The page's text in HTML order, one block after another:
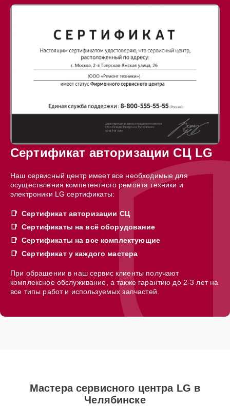
Сертификат авторизации СЦ LG
Наш сервисный центр имеет все необходимые для
осуществления компетентного ремонта техники и
электроники LG сертификаты:
Сертификат авторизации СЦ
Сертификаты на всё оборудование
Сертификаты на все комплектующие
Сертификат у каждого мастера
При обращении в наш сервис клиенты получают
комплексное обслуживание, а также гарантию до 2-3 лет на
все типы работ и используемых запчастей.
Мастера сервисного центра LG в
Челябинске